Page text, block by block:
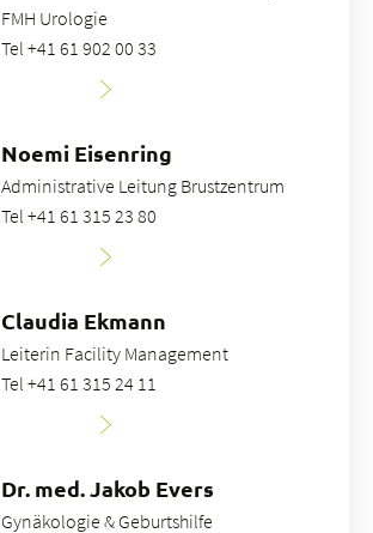
FMH Urologie
Tel +41 61 902 00 33
Noemi Eisenring
Administrative Leitung Brustzentrum
Tel +41 61 315 23 80
Claudia Ekmann
Leiterin Facility Management
Tel +41 61 315 24 11
Dr. med. Jakob Evers
Gynäkologie & Geburtshilfe